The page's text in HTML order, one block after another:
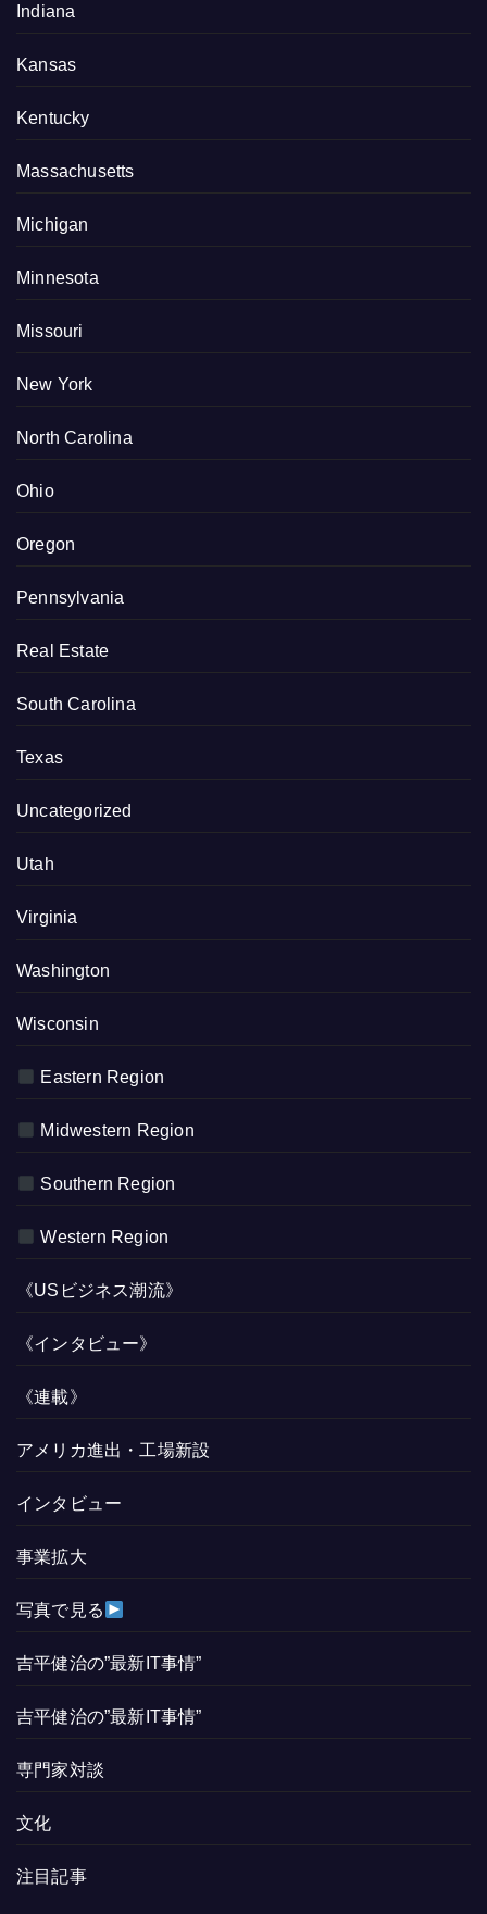
Indiana
Kansas
Kentucky
Massachusetts
Michigan
Minnesota
Missouri
New York
North Carolina
Ohio
Oregon
Pennsylvania
Real Estate
South Carolina
Texas
Uncategorized
Utah
Virginia
Washington
Wisconsin
Eastern Region
Midwestern Region
Southern Region
Western Region
《USビジネス潮流》
《インタビュー》
《連載》
アメリカ進出・工場新設
インタビュー
事業拡大
写真で見る
吉平健治の”最新IT事情”
吉平健治の”最新IT事情”
専門家対談
文化
注目記事